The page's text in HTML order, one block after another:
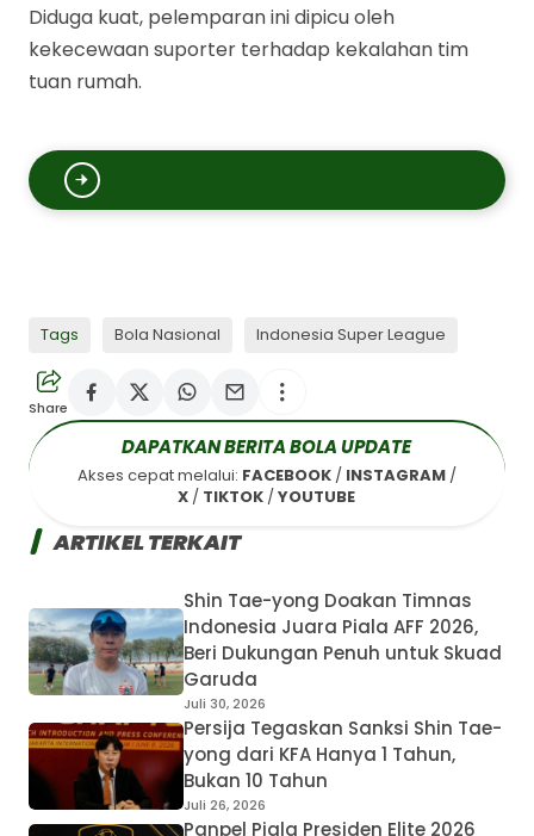
Diduga kuat, pelemparan ini dipicu oleh
kekecewaan suporter terhadap kekalahan tim
tuan rumah.
Tags Bola Nasional Indonesia Super League
Share
Tanpa Penonton dan
Penyerangan Bus Persik
Kediri
Berita Sepak Bola Terkini
Musim 2025-2026 - Sepak-
Bola.id
Bagikan ke media lain
DAPATKAN BERITA BOLA UPDATE
Akses cepat melalui: FACEBOOK/ INSTAGRAM/
X / TIKTOK /YOUTUBE
ARTIKEL TERKAIT
Shin Tae-yong Doakan Timnas
Indonesia Juara Piala AFF 2026,
Beri Dukungan Penuh untuk Skuad
Garuda
Juli 30, 2026
Persija Tegaskan Sanksi Shin Tae-
yong dari KFA Hanya 1 Tahun,
Bukan 10 Tahun
Juli 26, 2026
Panpel Piala Presiden Elite 2026